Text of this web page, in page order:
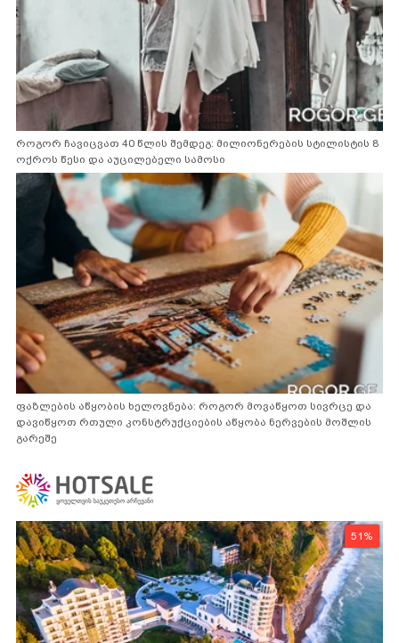
როგორ ჩავიცვათ 40 წლის შემდეგ: მილიონერების სტილისტის 8
ოქროს წესი და აუცილებელი სამოსი
ფაზლების აწყობის ხელოვნება: როგორ მოვაწყოთ სივრცე და
დავიწყოთ რთული კონსტრუქციების აწყობა ნერვების მოშლის
გარეშე
51%